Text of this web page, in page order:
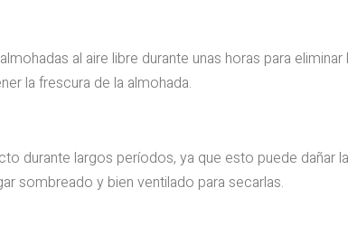
al aire libre durante unas horas para
la frescura de la almohada.
durante largos períodos, ya que esto puede dañar
sombreado y bien ventilado para secarlas.